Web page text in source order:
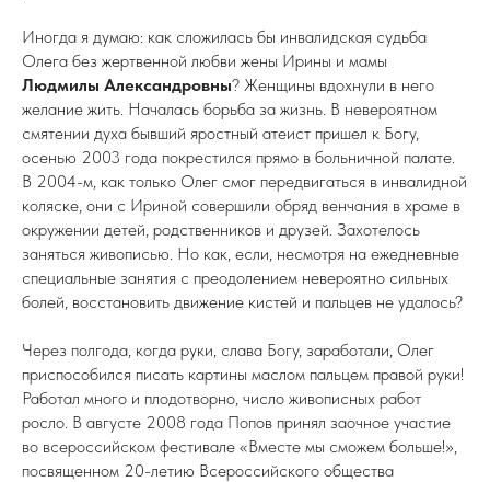
Иногда я думаю: как сложилась бы инвалидская судьба
Олега без жертвенной любви жены Ирины и мамы
Людмилы Александровны? Женщины вдохнули в него
желание жить. Началась борьба за жизнь. В невероятном
смятении духа бывший яростный атеист пришел к Богу,
осенью 2003 года покрестился прямо в больничной палате.
В 2004-м, как только Олег смог передвигаться в инвалидной
коляске, они с Ириной совершили обряд венчания в храме в
окружении детей, родственников и друзей. Захотелось
заняться живописью. Но как, если, несмотря на ежедневные
специальные занятия с преодолением невероятно сильных
болей, восстановить движение кистей и пальцев не удалось?
Через полгода, когда руки, слава Богу, заработали, Олег
приспособился писать картины маслом пальцем правой руки!
Работал много и плодотворно, число живописных работ
росло. В августе 2008 года Попов принял заочное участие
во всероссийском фестивале «Вместе мы сможем больше!»,
посвященном 20-летию Всероссийского общества